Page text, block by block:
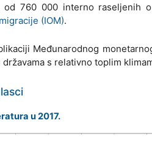
od 760 000 interno raseljenih
(IOM).
Međunarodnog
s relativno toplim
u 2017.